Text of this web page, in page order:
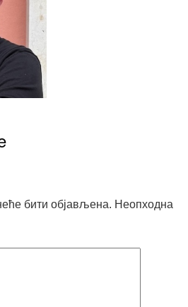
бити објављена. Неопходна